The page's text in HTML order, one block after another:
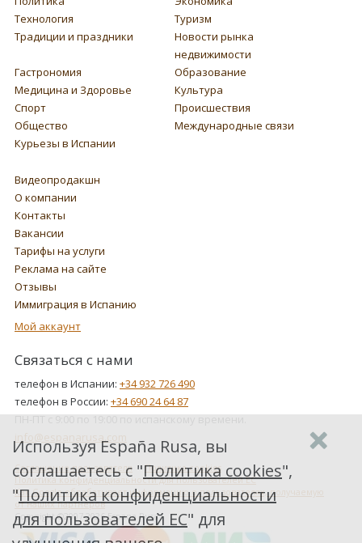
Технология
Туризм
Традиции и праздники
Новости рынка
недвижимости
Гастрономия
Образование
Медицина и Здоровье
Культура
Спорт
Происшествия
Общество
Международные связи
Курьезы в Испании
Видеопродакшн
О компании
Контакты
Вакансии
Тарифы на услуги
Реклама на сайте
Отзывы
Иммиграция в Испанию
Мой аккаунт
Связаться с нами
телефон в Испании: +34 932 726 490
телефон в России: +34 690 24 64 87
ПН-ПТ с 9:00 по 19:00 по испанскому времени.
info@espanarusa.com
Соглашение пользователя
Политика cookies
Политика конфиденциальности для пользователей ЕС
Как Google обрабатывает информацию о пользователях, получаемую
от наших партнеров
Copyright ©2007-2026 Espana Rusa
Используя España Rusa, вы
соглашаетесь с "Политика cookies",
"Политика конфиденциальности
для пользователей ЕС" для